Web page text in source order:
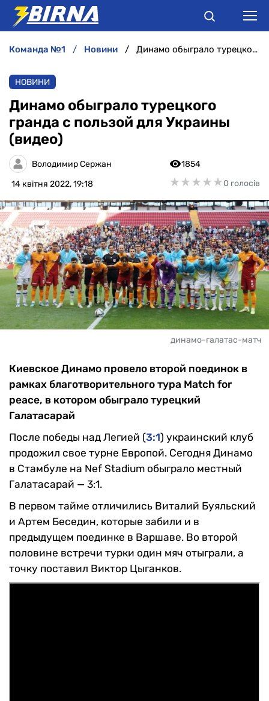
АНАЛІТИКА
ІНТЕРВ'Ю
РІЗНЕ
команда №1 новини Динамо обыграло турецкого гранда с пользой для Украины (видео)
НОВИНИ
Динамо обыграло турецкого
гранда с пользой для Украины
(видео)
Володимир Сержан
14 квітня 2022, 19:18
1854
★★★★★
★★★★★0 голосів
динамо-галатас-матч
Киевское Динамо провело второй поединок в
рамках благотворительного тура Match for
peace, в котором обыграло турецкий
Галатасарай
После победы над Легией (3:1) украинский клуб
продожил свое турне Европой. Сегодня Динамо
в Стамбуле на Nef Stadium обыграло местный
Галатасарай — 3:1.
В первом тайме отличились Виталий Буяльский
и Артем Беседин, которые забили и в
предыдущем поединке в Варшаве. Во второй
половине встречи турки один мяч отыграли, а
точку поставил Виктор Цыганков.